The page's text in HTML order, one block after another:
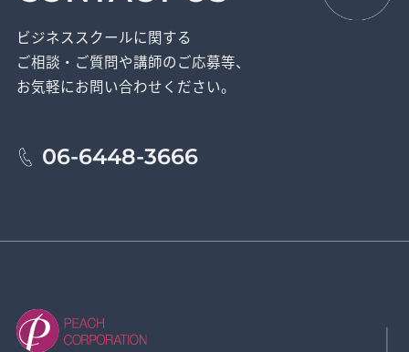
ビジネススクールに関する
ご相談・ご質問や講師のご応募等、
お気軽にお問い合わせください。
06-6448-3666